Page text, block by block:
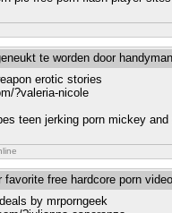
te worden door
erotic stories
?valeria-nicole
teen jerking porn mickey
free hardcore porn
by mrporngeek